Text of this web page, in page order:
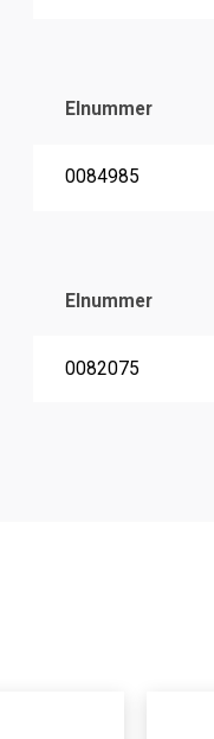
Elnummer
0084985
Elnummer
0082075